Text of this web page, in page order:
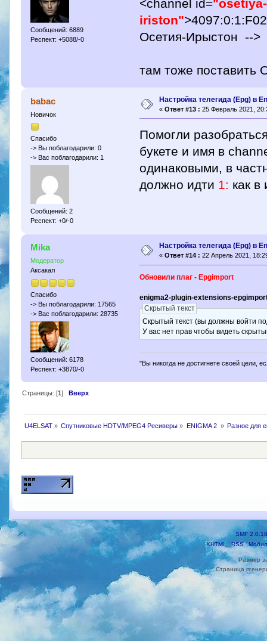
Сообщений: 6889
Респект: +5088/-0
<channel id="osetiya-
iriston"
Осетия-Ирыстон -->
там тоже поставить
babac
Новичок
Спасибо
-> Вы поблагодарили: 0
-> Вас поблагодарили: 1
Сообщений: 2
Респект: +0/-0
Настройка телегида (Epg) в
« Ответ #13 : 25 Февраль 2021,
Помогли
букете и имя в
одинаковыми, в
должно идти 1: как в
Mika
Модератор
Аксакал
Спасибо
-> Вы поблагодарили: 17565
-> Вас поблагодарили: 28735
Сообщений: 6178
Респект: +3870/-0
Настройка телегида (Epg) в
« Ответ #14 : 22 Апрель 2021,
Обновили плаг - Epgimport
enigma2-plugin-extensions-
Скрытый текст
Скрытый текст (вы должны войти
У вас нет прав чтобы видеть
"Вы никогда не достигнете своей цели,
Страницы: [1] Вверх
U4ELSAT» Спутниковые HDTV/MPEG4 Ресиверы » ENIGMA 2 » Разное для
SMF 2.0.18
XHTML
RSS
Размер
Страница